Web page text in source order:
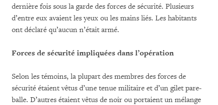
dernière fois sous la garde des forces de sécurité. Plusieurs
d’entre eux avaient les yeux ou les mains liés. Les habitants
ont déclaré qu’aucun n’était armé.
Forces de sécurité impliquées dans l’opération
Selon les témoins, la plupart des membres des forces de
sécurité étaient vêtus d’une tenue militaire et d’un gilet pare-
balle. D’autres étaient vêtus de noir ou portaient un mélange